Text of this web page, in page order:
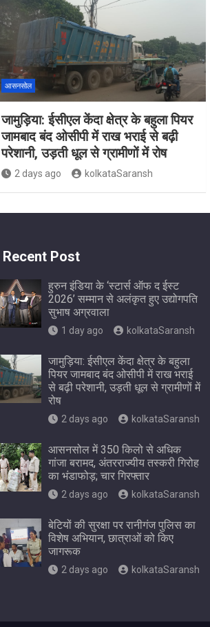
आसनसोल
जामुड़िया: ईसीएल केंदा क्षेत्र के बहुला पियर
जामबाद बंद ओसीपी में राख भराई से बढ़ी
परेशानी, उड़ती धूल से ग्रामीणों में रोष
2 days ago kolkataSaransh
Recent Post
हुरुन इंडिया के ‘स्टार्स ऑफ द ईस्ट
2026’ सम्मान से अलंकृत हुए उद्योगपति
सुभाष अग्रवाला
1 day ago kolkataSaransh
जामुड़िया: ईसीएल केंदा क्षेत्र के बहुला
पियर जामबाद बंद ओसीपी में राख भराई
से बढ़ी परेशानी, उड़ती धूल से ग्रामीणों में
रोष
2 days ago kolkataSaransh
आसनसोल में 350 किलो से अधिक
गांजा बरामद, अंतरराज्यीय तस्करी गिरोह
का भंडाफोड़; चार गिरफ्तार
2 days ago kolkataSaransh
बेटियों की सुरक्षा पर रानीगंज पुलिस का
विशेष अभियान, छात्राओं को किए
जागरूक
2 days ago kolkataSaransh